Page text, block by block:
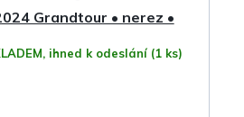
Grandtour • nerez •
ihned k odeslání (1 ks)